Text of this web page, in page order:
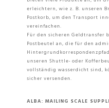
erleichtern, wie z. B. unseren
Postkorb, um den Transport
vereinfachen.
Für den sicheren Geldtransfer
Postbeutel an, die für den
unseren Shuttle- oder
vollständig wasserdicht sind,
sicher versenden.
ALBA: MAILING SCALE